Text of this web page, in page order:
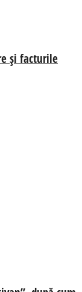
și facturile